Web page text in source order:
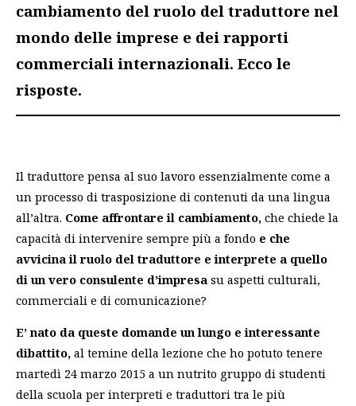
cambiamento del ruolo del traduttore nel
mondo delle imprese e dei rapporti
commerciali internazionali. Ecco le
risposte.
Il traduttore pensa al suo lavoro essenzialmente come a
un processo di trasposizione di contenuti da una lingua
all’altra. Come affrontare il cambiamento, che chiede la
capacità di intervenire sempre più a fondo e che
avvicina il ruolo del traduttore e interprete a quello
di un vero consulente d’impresa su aspetti culturali,
commerciali e di comunicazione?
E’ nato da queste domande un lungo e interessante
dibattito, al temine della lezione che ho potuto tenere
martedì 24 marzo 2015 a un nutrito gruppo di studenti
della scuola per interpreti e traduttori tra le più